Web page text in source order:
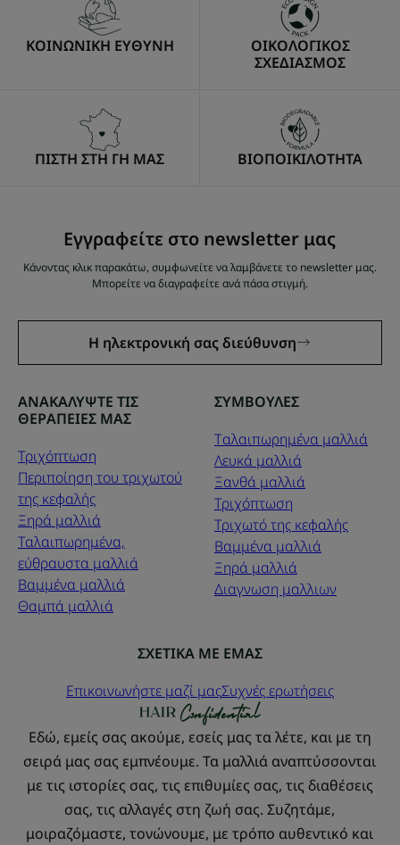
ΚΟΙΝΩΝΙΚΗ ΕΥΘΥΝΗ
ΟΙΚΟΛΟΓΙΚΟΣ
ΣΧΕΔΙΑΣΜΟΣ
ΠΙΣΤΗ ΣΤΗ ΓΗ ΜΑΣ ΒΙΟΠΟΙΚΙΛΟΤΗΤΑ
Εγγραφείτε στο newsletter μας
Κάνοντας κλικ παρακάτω, συμφωνείτε να λαμβάνετε το newsletter μας.
Μπορείτε να διαγραφείτε ανά πάσα στιγμή.
Η ηλεκτρονική σας διεύθυνση
ΑΝΑΚΑΛΥΨΤΕ ΤΙΣ
ΘΕΡΑΠΕΙΕΣ ΜΑΣ
Τριχόπτωση
Περιποίηση του τριχωτού
της κεφαλής
Ξηρά μαλλιά
Ταλαιπωρημένα,
εύθραυστα μαλλιά
Βαμμένα μαλλιά
Θαμπά μαλλιά
ΣΥΜΒΟΥΛΕΣ
Tαλαιπωρημένα μαλλιά
Λευκά μαλλιά
Ξανθά μαλλιά
Τριχόπτωση
Τριχωτό της κεφαλής
Βαμμένα μαλλιά
Ξηρά μαλλιά
Διαγνωση μαλλιων
ΣΧΕΤΙΚΑ ΜΕ ΕΜΑΣ
Επικοινωνήστε μαζί μαςΣυχνές ερωτήσεις
Εδώ, εμείς σας ακούμε, εσείς μας τα λέτε, και με τη
σειρά μας σας εμπνέουμε. Τα μαλλιά αναπτύσσονται
με τις ιστορίες σας, τις επιθυμίες σας, τις διαθέσεις
σας, τις αλλαγές στη ζωή σας. Συζητάμε,
μοιραζόμαστε, τονώνουμε, με τρόπο αυθεντικό και